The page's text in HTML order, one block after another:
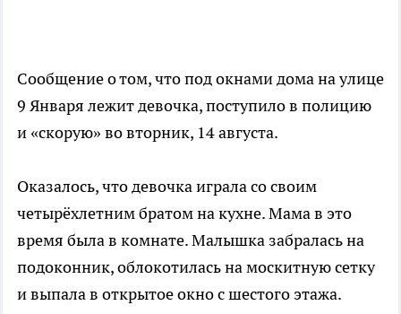
Сообщение о том, что под окнами дома на улице
9 Января лежит девочка, поступило в полицию
и «скорую» во вторник, 14 августа.
Оказалось, что девочка играла со своим
четырёхлетним братом на кухне. Мама в это
время была в комнате. Малышка забралась на
подоконник, облокотилась на москитную сетку
и выпала в открытое окно с шестого этажа.